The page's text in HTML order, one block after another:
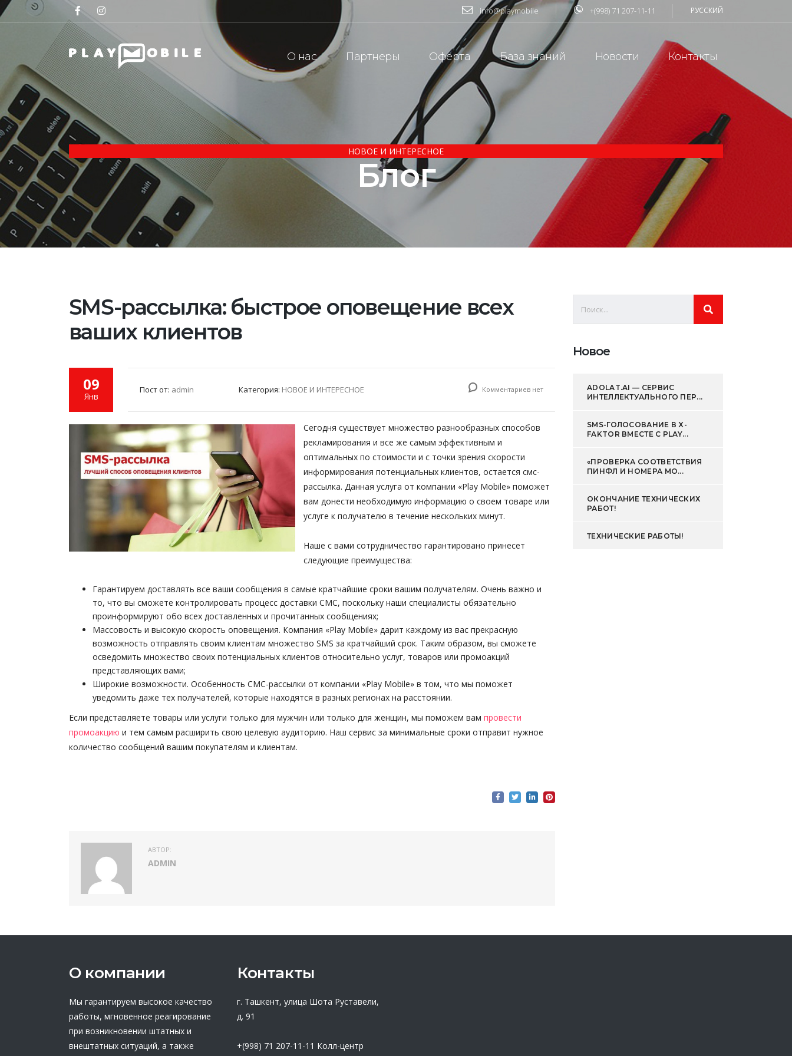
info@playmobile +(998) 71 207-11-11 РУССКИЙ
О нас Партнеры Оферта База знаний Новости Контакты
НОВОЕ И ИНТЕРЕСНОЕ
Блог
SMS-рассылка: быстрое оповещение всех
ваших клиентов
09
Янв
Пост от: admin Категория: НОВОЕ И ИНТЕРЕСНОЕ Комментариев нет
Сегодня существует множество разнообразных способов
рекламирования и все же самым эффективным и
оптимальных по стоимости и с точки зрения скорости
информирования потенциальных клиентов, остается смс-
рассылка. Данная услуга от компании «Play Mobile» поможет
вам донести необходимую информацию о своем товаре или
услуге к получателю в течение нескольких минут.
Наше с вами сотрудничество гарантировано принесет
следующие преимущества:
Гарантируем доставлять все ваши сообщения в самые кратчайшие сроки вашим получателям. Очень важно и
то, что вы сможете контролировать процесс доставки СМС, поскольку наши специалисты обязательно
проинформируют обо всех доставленных и прочитанных сообщениях;
Массовость и высокую скорость оповещения. Компания «Play Mobile» дарит каждому из вас прекрасную
возможность отправлять своим клиентам множество SMS за кратчайший срок. Таким образом, вы сможете
осведомить множество своих потенциальных клиентов относительно услуг, товаров или промоакций
представляющих вами;
Широкие возможности. Особенность СМС-рассылки от компании «Play Mobile» в том, что мы поможет
уведомить даже тех получателей, которые находятся в разных регионах на расстоянии.
Если представляете товары или услуги только для мужчин или только для женщин, мы поможем вам провести
промоакцию и тем самым расширить свою целевую аудиторию. Наш сервис за минимальные сроки отправит нужное
количество сообщений вашим покупателям и клиентам.
АВТОР:
ADMIN
Новое
ADOLAT.AI — СЕРВИС
ИНТЕЛЛЕКТУАЛЬНОГО ПЕР...
SMS-ГОЛОСОВАНИЕ В X-
FAKTOR ВМЕСТЕ С PLAY...
«ПРОВЕРКА СООТВЕТСТВИЯ
ПИНФЛ И НОМЕРА МО...
ОКОНЧАНИЕ ТЕХНИЧЕСКИХ
РАБОТ!
ТЕХНИЧЕСКИЕ РАБОТЫ!
О компании
Мы гарантируем высокое качество
работы, мгновенное реагирование
при возникновении штатных и
внештатных ситуаций, а также
Контакты
г. Ташкент, улица Шота Руставели,
д. 91
+(998) 71 207-11-11 Колл-центр